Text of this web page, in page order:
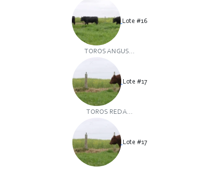
Lote #16
TOROS ANGUS...
Lote #17
TOROS RED A...
Lote #17